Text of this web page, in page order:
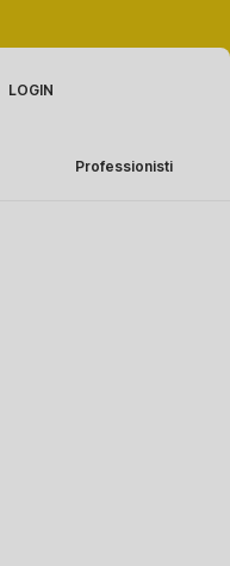
LOGIN
Professionisti